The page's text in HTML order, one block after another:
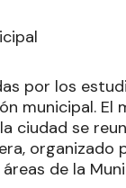
por los
municipal.
ciudad se
organizado
de la